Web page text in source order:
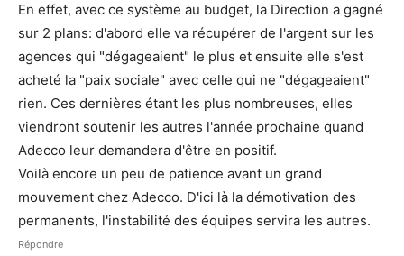
En effet, avec ce système au budget, la Direction a gagné
sur 2 plans: d'abord elle va récupérer de l'argent sur les
agences qui "dégageaient" le plus et ensuite elle s'est
acheté la "paix sociale" avec celle qui ne "dégageaient"
rien. Ces dernières étant les plus nombreuses, elles
viendront soutenir les autres l'année prochaine quand
Adecco leur demandera d'être en positif.
Voilà encore un peu de patience avant un grand
mouvement chez Adecco. D'ici là la démotivation des
permanents, l'instabilité des équipes servira les autres.
Répondre